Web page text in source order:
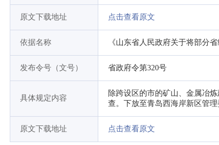
原文下载地址 点击查看原文
依据名称 《山东省人民政府关于将部分
发布令号（文号） 省政府令第320号
具体规定内容
除跨设区的市的矿山、金属冶
查。下放至青岛西海岸新区管
原文下载地址 点击查看原文